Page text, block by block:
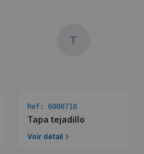
T
Ref: 6000710
Tapa tejadillo
Voir détail